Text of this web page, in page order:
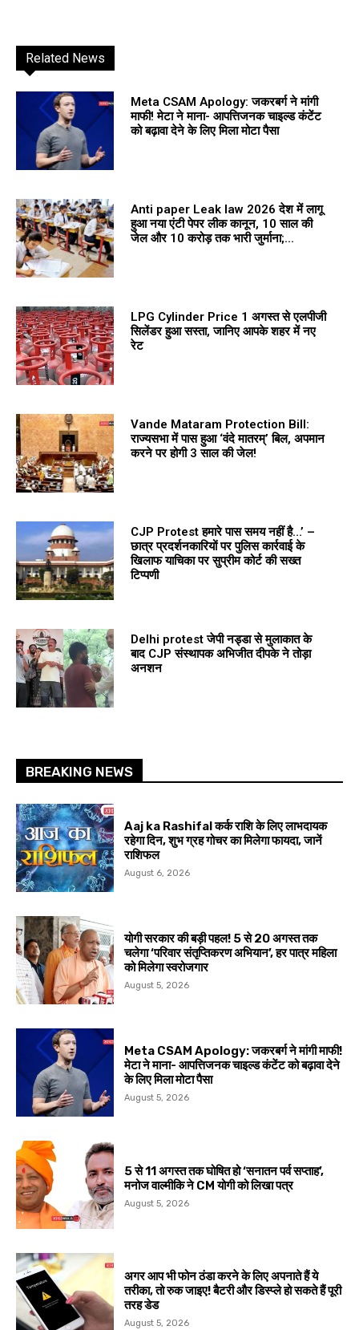
Related News
Meta CSAM Apology: जकरबर्ग ने मांगी
माफी! मेटा ने माना- आपत्तिजनक चाइल्ड कंटेंट
को बढ़ावा देने के लिए मिला मोटा पैसा
Anti paper Leak law 2026 देश में लागू
हुआ नया एंटी पेपर लीक कानून, 10 साल की
जेल और 10 करोड़ तक भारी जुर्माना;...
LPG Cylinder Price 1 अगस्त से एलपीजी
सिलेंडर हुआ सस्ता, जानिए आपके शहर में नए
रेट
Vande Mataram Protection Bill:
राज्यसभा में पास हुआ ‘वंदे मातरम्’ बिल, अपमान
करने पर होगी 3 साल की जेल!
CJP Protest हमारे पास समय नहीं है…’ –
छात्र प्रदर्शनकारियों पर पुलिस कार्रवाई के
खिलाफ याचिका पर सुप्रीम कोर्ट की सख्त
टिप्पणी
Delhi protest जेपी नड्डा से मुलाकात के
बाद CJP संस्थापक अभिजीत दीपके ने तोड़ा
अनशन
BREAKING NEWS
Aaj ka Rashifal कर्क राशि के लिए लाभदायक
रहेगा दिन, शुभ ग्रह गोचर का मिलेगा फायदा, जानें
राशिफल
August 6, 2026
योगी सरकार की बड़ी पहल! 5 से 20 अगस्त तक
चलेगा ‘परिवार संतृप्तिकरण अभियान’, हर पात्र महिला
को मिलेगा स्वरोजगार
August 5, 2026
Meta CSAM Apology: जकरबर्ग ने मांगी माफी!
मेटा ने माना- आपत्तिजनक चाइल्ड कंटेंट को बढ़ावा देने
के लिए मिला मोटा पैसा
August 5, 2026
5 से 11 अगस्त तक घोषित हो ‘सनातन पर्व सप्ताह’,
मनोज वाल्मीकि ने CM योगी को लिखा पत्र
August 5, 2026
अगर आप भी फोन ठंडा करने के लिए अपनाते हैं ये
तरीका, तो रुक जाइए! बैटरी और डिस्प्ले हो सकते हैं पूरी
तरह डेड
August 5, 2026